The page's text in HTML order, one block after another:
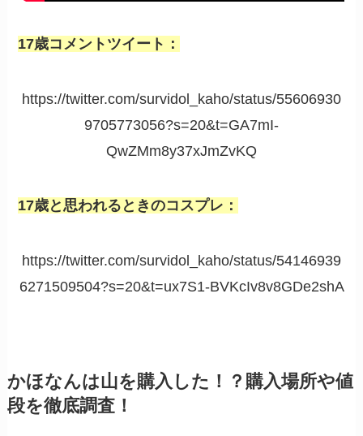
17歳コメントツイート：
https://twitter.com/survidol_kaho/status/55606930
9705773056?s=20&t=GA7mI-
QwZMm8y37xJmZvKQ
17歳と思われるときのコスプレ：
https://twitter.com/survidol_kaho/status/54146939
6271509504?s=20&t=ux7S1-BVKcIv8v8GDe2shA
かほなんは山を購入した！？購入場所や値
段を徹底調査！